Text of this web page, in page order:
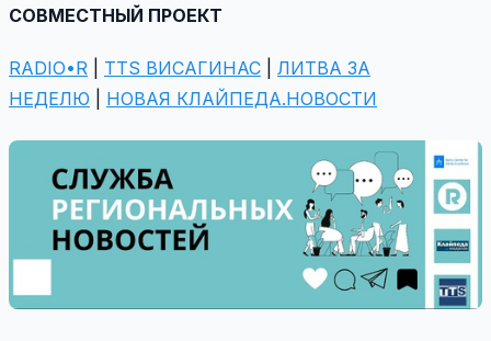
СОВМЕСТНЫЙ ПРОЕКТ
RADIO•R TTS ВИСАГИНАС
ЛИТВА ЗА
НЕДЕЛЮ
НОВАЯ КЛАЙПЕДА.НОВОСТИ